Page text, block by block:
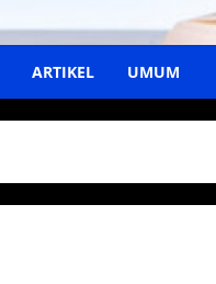
ARTIKEL UMUM